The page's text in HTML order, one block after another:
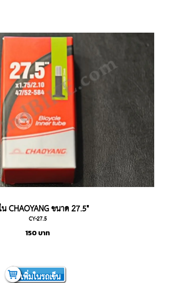
น CHAOYANG ขนาด 27.5"
CY-27.5
150บาท
เพิ่มในรถเข็น